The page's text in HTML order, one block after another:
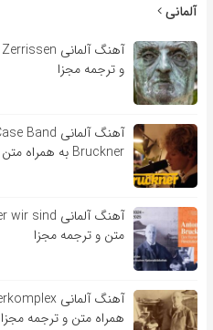
آلمانی
و ترجمه مجزا
Bruckner به همراه متن و ترجمه مجزا
متن و ترجمه مجزا
همراه متن و ترجمه مجزا